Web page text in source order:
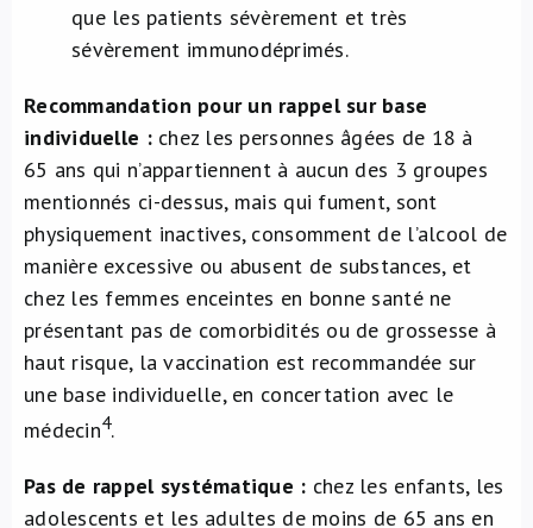
que les patients sévèrement et très
sévèrement immunodéprimés.
Recommandation pour un rappel sur base
individuelle :chez les personnes âgées de 18 à
65 ans qui n’appartiennent à aucun des 3 groupes
mentionnés ci-dessus, mais qui fument, sont
physiquement inactives, consomment de l’alcool de
manière excessive ou abusent de substances, et
chez les femmes enceintes en bonne santé ne
présentant pas de comorbidités ou de grossesse à
haut risque, la vaccination est recommandée sur
une base individuelle, en concertation avec le
médecin4.
Pas de rappel systématique : chez les enfants, les
adolescents et les adultes de moins de 65 ans en